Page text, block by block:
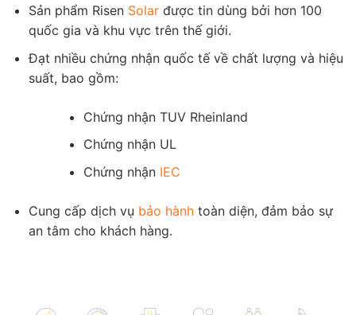
Sản phẩm Risen Solarđược tin dùng bởi hơn 100
quốc gia và khu vực trên thế giới.
Đạt nhiều chứng nhận quốc tế về chất lượng và hiệu
suất, bao gồm:
Chứng nhận TUV Rheinland
Chứng nhận UL
Chứng nhận IEC
Cung cấp dịch vụ bảo hànhtoàn diện, đảm bảo sự
an tâm cho khách hàng.